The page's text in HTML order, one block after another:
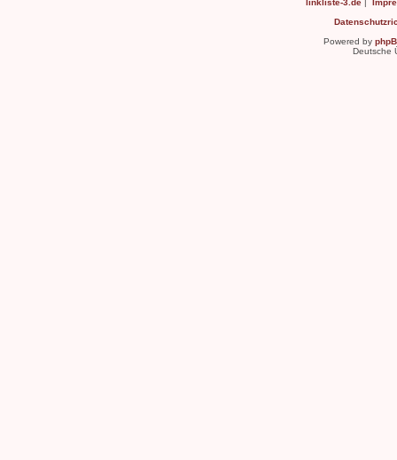
linkliste-3.de
Powered by
Deutsche